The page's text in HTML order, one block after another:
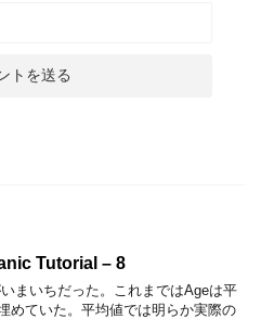
Tutorial – 8
まいちだった。これまではAgeは平
めていた。平均値では明らか実際の